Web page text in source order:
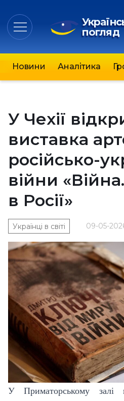
погляд
Новини Аналітика
У Чехії
виставка
російсько-
війни
в Росії»
09-05-
Українці в світі
У Приматорському залі